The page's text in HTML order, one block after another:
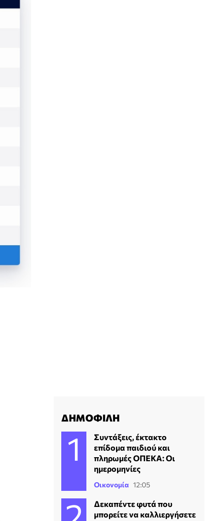
ΔΗΜΟΦΙΛΗ
Συντάξεις, έκτακτο
επίδομα παιδιού και
πληρωμές ΟΠΕΚΑ: Οι
ημερομηνίες
Οικονομία 12:05
Δεκαπέντε φυτά που
μπορείτε να καλλιεργήσετε